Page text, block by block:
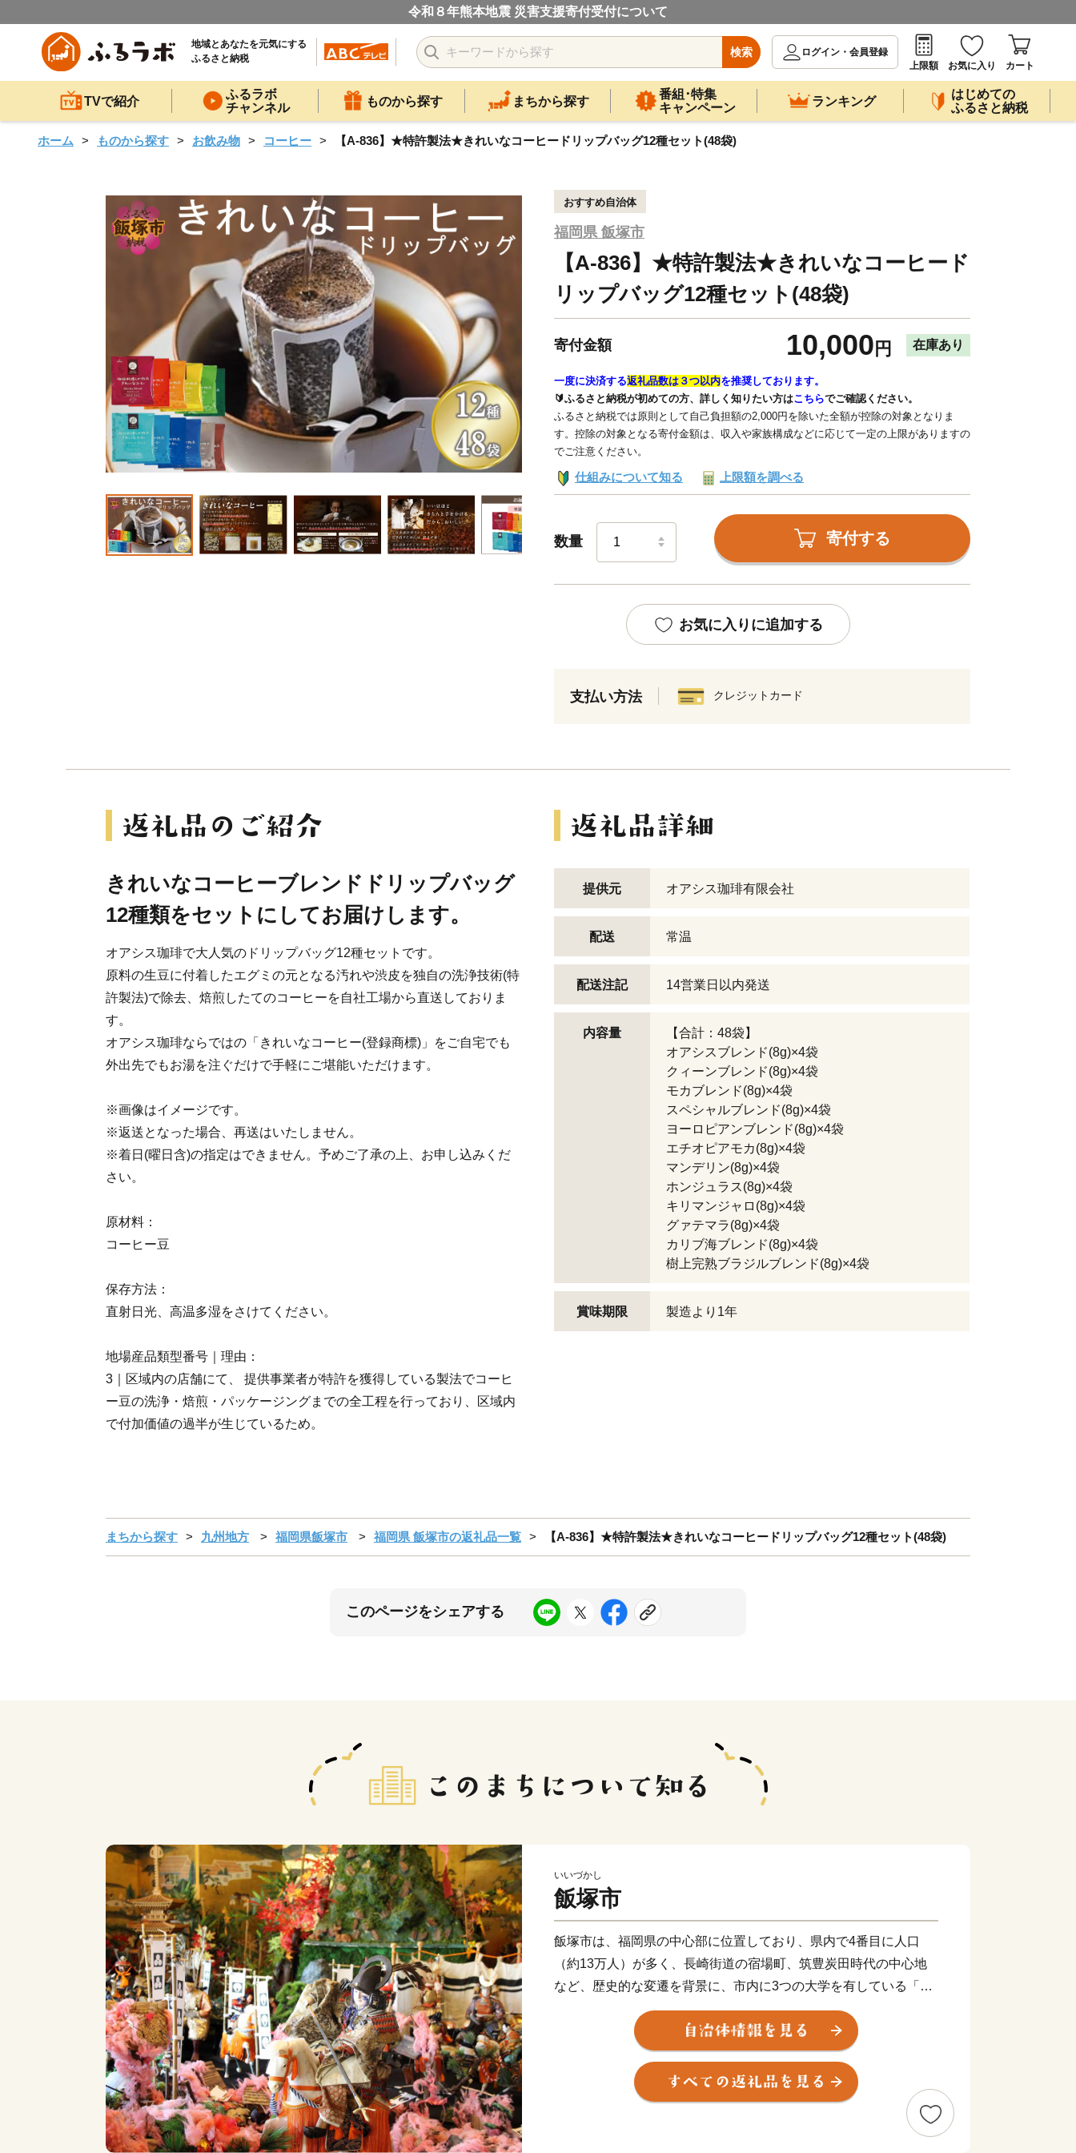
令和８年熊本地震 災害支援寄付受付について
地域とあなたを元気にする
ふるさと納税
検索
ログイン・会員登録
上限額
お気に入り カート
TVで紹介
ふるラボ
チャンネル
ものから探す まちから探す
番組･特集
キャンペーン
ランキング
はじめての
ふるさと納税
ホーム ものから探す お飲み物 コーヒー 【A-836】★特許製法★きれいなコーヒードリップバッグ12種セット(48袋)
おすすめ自治体
福岡県 飯塚市
【A-836】★特許製法★きれいなコーヒード
リップバッグ12種セット(48袋)
寄付金額 10,000 円 在庫あり
一度に決済する返礼品数は３つ以内を推奨しております。
🔰ふるさと納税が初めての方、詳しく知りたい方はこちらでご確認ください。
ふるさと納税では原則として自己負担額の2,000円を除いた全額が控除の対象となりま
す。控除の対象となる寄付金額は、収入や家族構成などに応じて一定の上限がありますの
でご注意ください。
仕組みについて知る 上限額を調べる
数量 寄付する
お気に入りに追加する
支払い方法 クレジットカード
きれいなコーヒーブレンドドリップバッグ
12種類をセットにしてお届けします。
オアシス珈琲で大人気のドリップバッグ12種セットです。
原料の生豆に付着したエグミの元となる汚れや渋皮を独自の洗浄技術(特
許製法)で除去、焙煎したてのコーヒーを自社工場から直送しておりま
す。
オアシス珈琲ならではの「きれいなコーヒー(登録商標)」をご自宅でも
外出先でもお湯を注ぐだけで手軽にご堪能いただけます。
※画像はイメージです。
※返送となった場合、再送はいたしません。
※着日(曜日含)の指定はできません。予めご了承の上、お申し込みくだ
さい。
原材料：
コーヒー豆
保存方法：
直射日光、高温多湿をさけてください。
地場産品類型番号｜理由：
3｜区域内の店舗にて、 提供事業者が特許を獲得している製法でコーヒ
ー豆の洗浄・焙煎・パッケージングまでの全工程を行っており、区域内
で付加価値の過半が生じているため。
提供元 オアシス珈琲有限会社
配送 常温
配送注記 14営業日以内発送
内容量
【合計：48袋】
オアシスブレンド(8g)×4袋
クィーンブレンド(8g)×4袋
モカブレンド(8g)×4袋
スペシャルブレンド(8g)×4袋
ヨーロピアンブレンド(8g)×4袋
エチオピアモカ(8g)×4袋
マンデリン(8g)×4袋
ホンジュラス(8g)×4袋
キリマンジャロ(8g)×4袋
グァテマラ(8g)×4袋
カリブ海ブレンド(8g)×4袋
樹上完熟ブラジルブレンド(8g)×4袋
賞味期限 製造より1年
まちから探す 九州地方 福岡県飯塚市 福岡県 飯塚市の返礼品一覧 【A-836】★特許製法★きれいなコーヒードリップバッグ12種セット(48袋)
このページをシェアする
いいづかし
飯塚市
飯塚市は、福岡県の中心部に位置しており、県内で4番目に人口
（約13万人）が多く、長崎街道の宿場町、筑豊炭田時代の中心地
など、歴史的な変遷を背景に、市内に3つの大学を有している「学
市民が安心して暮らせる健幸都市(けんこうとし)を目指し「まちづ
くり」を推進しております。
飯塚市の応援よろしくお願いします！